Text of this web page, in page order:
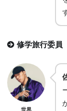
修学旅行委員
世界